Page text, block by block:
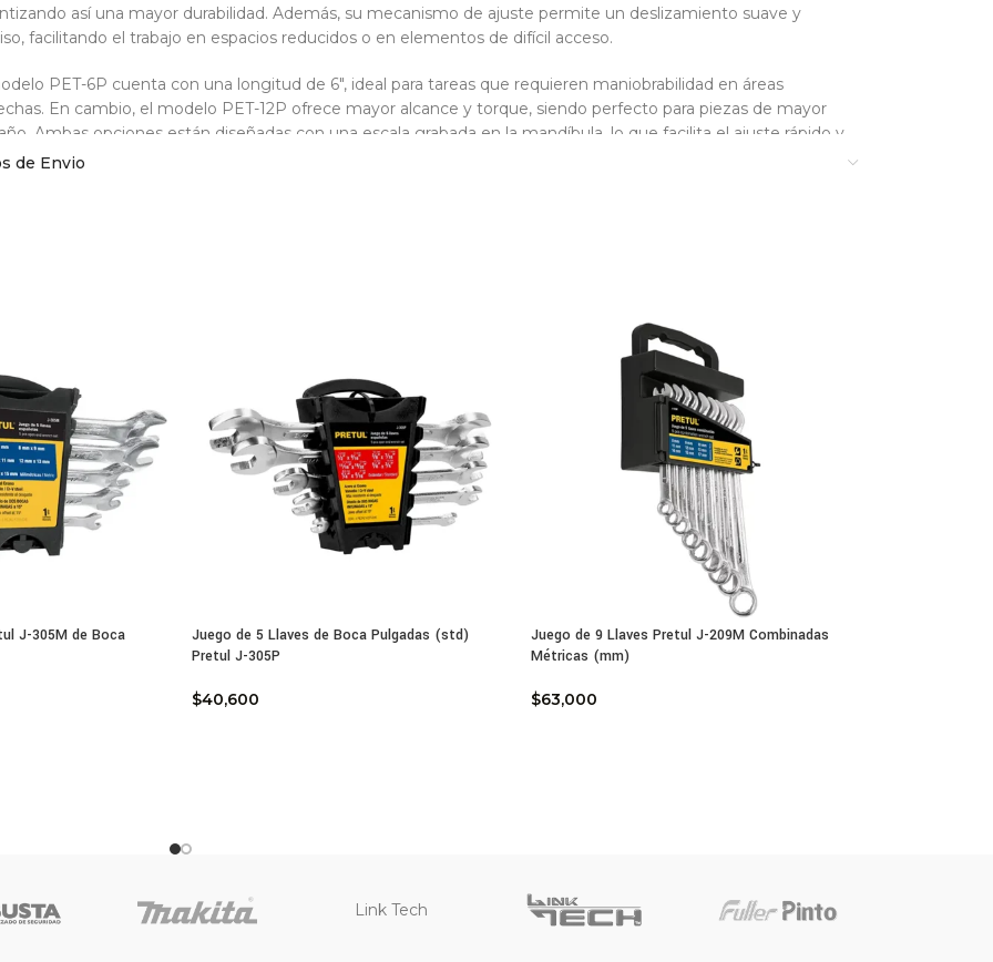
así una mayor durabilidad. Además, su mecanismo de ajuste permite un deslizamiento suave y
facilitando el trabajo en espacios reducidos o en elementos de difícil acceso.
PET-6P cuenta con una longitud de 6″, ideal para tareas que requieren maniobrabilidad en áreas
En cambio, el modelo PET-12P ofrece mayor alcance y torque, siendo perfecto para piezas de mayor
Ambas opciones están diseñadas con una escala grabada en la mandíbula, lo que facilita el ajuste rápido y
de la apertura.
disponibles: PET-6P (6”) y PET-12P (12”)
Acero al carbono cromado
de apertura: Ajustable según la necesidad
grabada en la mandíbula para mayor precisión
ergonómico para un mejor control
a la corrosión y al desgaste
de Envio
J-305M de Boca
Juego de 5 Llaves de Boca Pulgadas (std)
Pretul J-305P
$40,600
Juego de 9 Llaves Pretul J-209M Combinadas
Métricas (mm)
$63,000
Link Tech